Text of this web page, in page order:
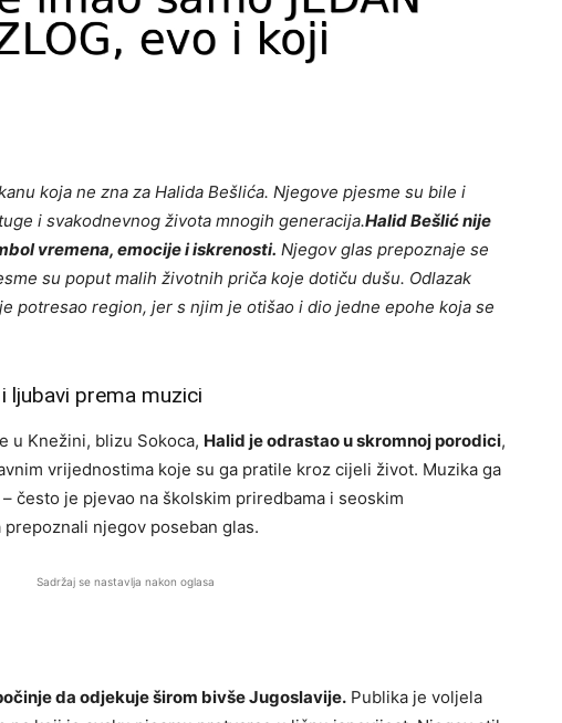
koja ne zna za Halida Bešlića. Njegove pjesme su bile i
i svakodnevnog života mnogih generacija.Halid Bešlić nije
vremena, emocije i iskrenosti. Njegov glas prepoznaje se
su poput malih životnih priča koje dotiču dušu. Odlazak
potresao region, jer s njim je otišao i dio jedne epohe koja se
ljubavi prema muzici
u Knežini, blizu Sokoca, Halid je odrastao u skromnoj porodici,
vrijednostima koje su ga pratile kroz cijeli život. Muzika ga
često je pjevao na školskim priredbama i seoskim
njegov poseban glas.
Sadržaj se nastavlja nakon oglasa
da odjekuje širom bivše Jugoslavije. Publika je voljela